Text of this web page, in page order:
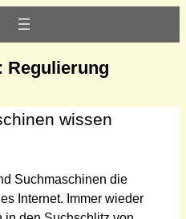
Regulierung
wissen
Suchmaschinen die
Internet. Immer wieder